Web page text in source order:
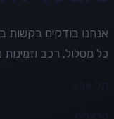
אנחנו בודקים בקשות
כל מסלול, רכב